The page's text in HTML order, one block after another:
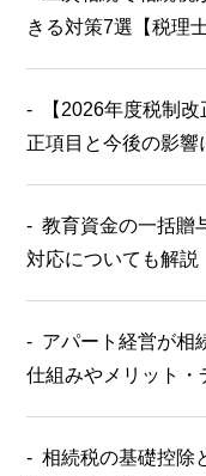
きる対策7選【税理
【2026年度税制
正項目と今後の影響
教育資金の一括贈
対応についても解説
アパート経営が相
仕組みやメリット・
相続税の基礎控除